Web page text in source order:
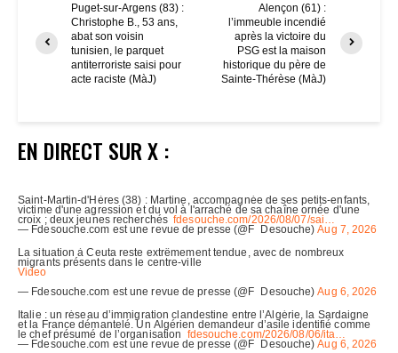
Puget-sur-Argens (83) :
Christophe B., 53 ans,
abat son voisin
tunisien, le parquet
antiterroriste saisi pour
acte raciste (MàJ)
Alençon (61) :
l’immeuble incendié
après la victoire du
PSG est la maison
historique du père de
Sainte-Thérèse (MàJ)
EN DIRECT SUR X :